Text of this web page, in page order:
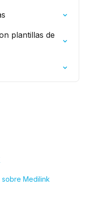
plantillas de
sobre Medilink